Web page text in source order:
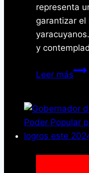
representa
garantizar el
y
Leer másCley